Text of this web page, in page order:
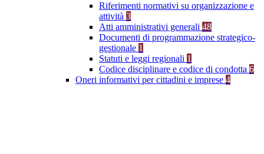
Riferimenti normativi su organizzazione e
attività 3
Atti amministrativi generali 48
Documenti di programmazione strategico-
gestionale 1
Statuti e leggi regionali 1
Codice disciplinare e codice di condotta 6
Oneri informativi per cittadini e imprese 4